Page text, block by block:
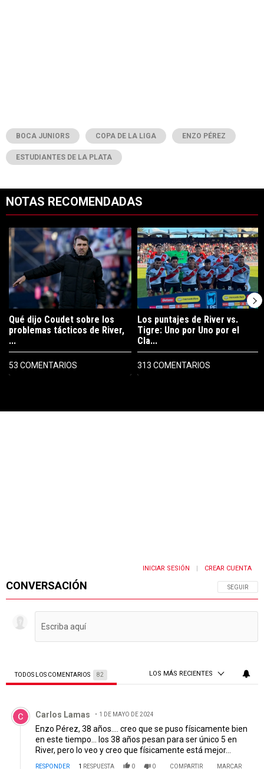
BOCA JUNIORS COPA DE LA LIGA ENZO PÉREZ
ESTUDIANTES DE LA PLATA
NOTAS RECOMENDADAS
Un artículo de tendencia con el título "Qué dijo Coudet sobre los
Qué dijo Coudet sobre los
problemas tácticos de River,
...
53 COMENTARIOS
Un artículo de tendencia con el
Los puntajes de River vs.
Tigre: Uno por Uno por el
Cla...
313 COMENTARIOS
CONVERSACIÓN SIGA ESTA
SEGUIR
INICIAR SESIÓN CREAR CUENTA
TODOS LOS COMENTARIOS 82 LOS MÁS RECIENTES
Comentario de Carlos Lamas.
Carlos Lamas 1 DE MAYO DE 2024
Enzo Pérez, 38 años.... creo que se puso físicamente bien
en este tiempo... los 38 años pesan para ser único 5 en
River, pero lo veo y creo que físicamente está mejor...
RESPONDER 1 RESPUESTA 0 0 COMPARTIR
MARCAR